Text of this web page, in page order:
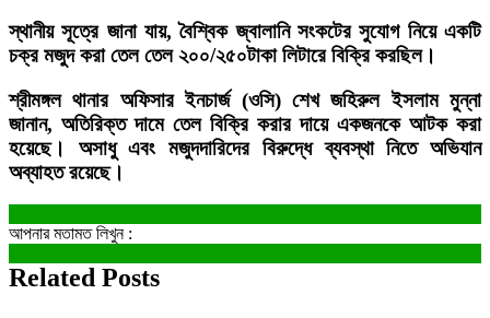
স্থানীয় সূত্রে জানা যায়, বৈশ্বিক জ্বালানি সংকটের সুযোগ নিয়ে একটি
চক্র মজুদ করা তেল তেল ২০০/২৫০টাকা লিটারে বিক্রি করছিল।
শ্রীমঙ্গল থানার অফিসার ইনচার্জ (ওসি) শেখ জহিরুল ইসলাম মুন্না
জানান, অতিরিক্ত দামে তেল বিক্রি করার দায়ে একজনকে আটক করা
হয়েছে। অসাধু এবং মজুদদারিদের বিরুদ্ধে ব্যবস্থা নিতে অভিযান
অব্যাহত রয়েছে।
আপনার মতামত লিখুন :
Related Posts